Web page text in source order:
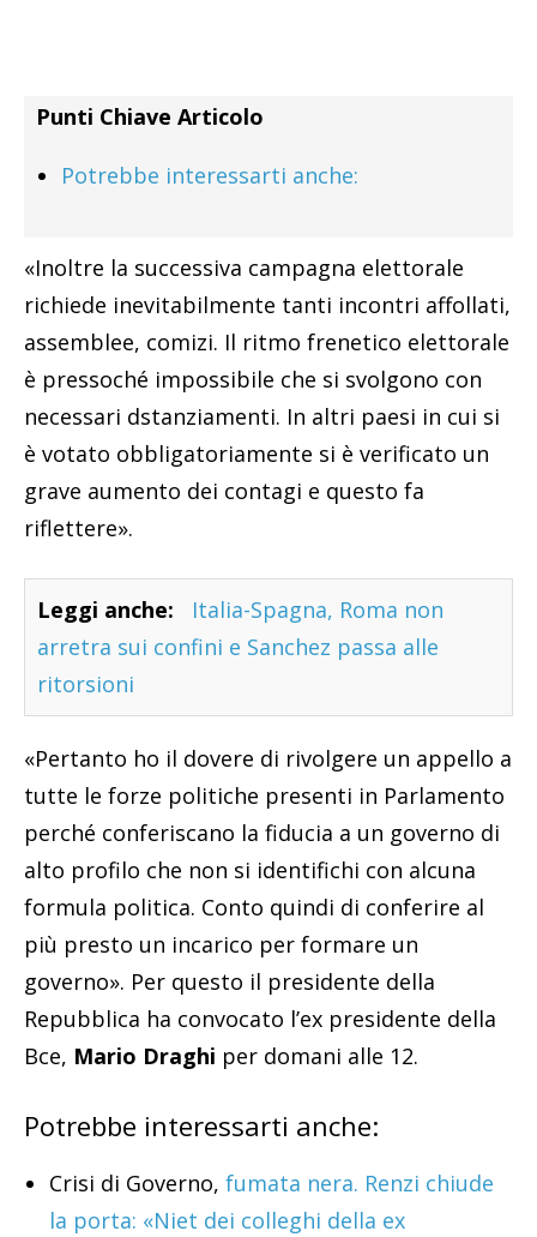
Punti Chiave Articolo
Potrebbe interessarti anche:
«Inoltre la successiva campagna elettorale
richiede inevitabilmente tanti incontri affollati,
assemblee, comizi. Il ritmo frenetico elettorale
è pressoché impossibile che si svolgono con
necessari dstanziamenti. In altri paesi in cui si
è votato obbligatoriamente si è verificato un
grave aumento dei contagi e questo fa
riflettere».
Leggi anche:
Italia-Spagna, Roma non
arretra sui confini e Sanchez passa alle
ritorsioni
«Pertanto ho il dovere di rivolgere un appello a
tutte le forze politiche presenti in Parlamento
perché conferiscano la fiducia a un governo di
alto profilo che non si identifichi con alcuna
formula politica. Conto quindi di conferire al
più presto un incarico per formare un
governo». Per questo il presidente della
Repubblica ha convocato l’ex presidente della
Bce, Mario Draghi per domani alle 12.
Potrebbe interessarti anche:
Crisi di Governo, fumata nera. Renzi chiude
la porta: «Niet dei colleghi della ex